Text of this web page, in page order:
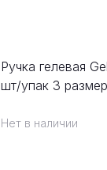
Нет в наличии
Ручка гелевая
шт/упак 3